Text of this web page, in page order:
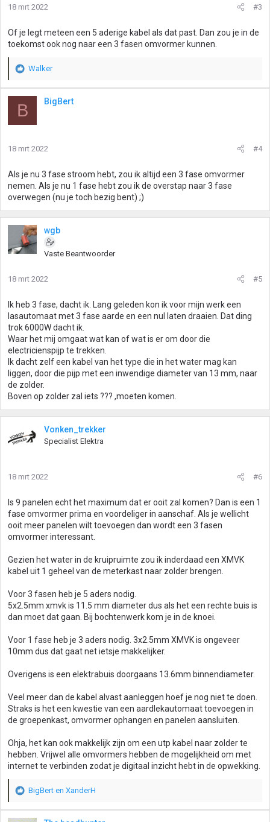
18 mrt 2022 #3
Of je legt meteen een 5 aderige kabel als dat past. Dan zou je in de
toekomst ook nog naar een 3 fasen omvormer kunnen.
W
a
d
e
i
g
:
Walker
B BigBert
18 mrt 2022 #4
Als je nu 3 fase stroom hebt, zou ik altijd een 3 fase omvormer
nemen. Als je nu 1 fase hebt zou ik de overstap naar 3 fase
overwegen (nu je toch bezig bent) ;)
wgb
Vaste Beantwoorder
18 mrt 2022 #5
Ik heb 3 fase, dacht ik. Lang geleden kon ik voor mijn werk een
lasautomaat met 3 fase aarde en een nul laten draaien. Dat ding
trok 6000W dacht ik.
Waar het mij omgaat wat kan of wat is er om door die
electricienspijp te trekken.
Ik dacht zelf een kabel van het type die in het water mag kan
liggen, door die pijp met een inwendige diameter van 13 mm, naar
de zolder.
Boven op zolder zal iets ??? ,moeten komen.
Vonken_trekker
Specialist Elektra
18 mrt 2022 #6
Is 9 panelen echt het maximum dat er ooit zal komen? Dan is een 1
fase omvormer prima en voordeliger in aanschaf. Als je wellicht
ooit meer panelen wilt toevoegen dan wordt een 3 fasen
omvormer interessant.
Gezien het water in de kruipruimte zou ik inderdaad een XMVK
kabel uit 1 geheel van de meterkast naar zolder brengen.
Voor 3 fasen heb je 5 aders nodig.
5x2.5mm xmvk is 11.5 mm diameter dus als het een rechte buis is
dan moet dat gaan. Bij bochtenwerk kom je in de knoei.
Voor 1 fase heb je 3 aders nodig. 3x2.5mm XMVK is ongeveer
10mm dus dat gaat net ietsje makkelijker.
Overigens is een elektrabuis doorgaans 13.6mm binnendiameter.
Veel meer dan de kabel alvast aanleggen hoef je nog niet te doen.
Straks is het een kwestie van een aardlekautomaat toevoegen in
de groepenkast, omvormer ophangen en panelen aansluiten.
Ohja, het kan ook makkelijk zijn om een utp kabel naar zolder te
hebben. Vrijwel alle omvormers hebben de mogelijkheid om met
internet te verbinden zodat je digitaal inzicht hebt in de opwekking.
W
a
BigBert en XanderH